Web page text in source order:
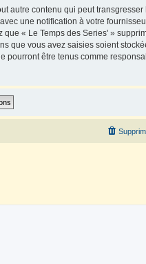
autre contenu qui peut
une notification à votre
« Le Temps des Series' »
que vous avez saisies soient
pourront être tenus comme